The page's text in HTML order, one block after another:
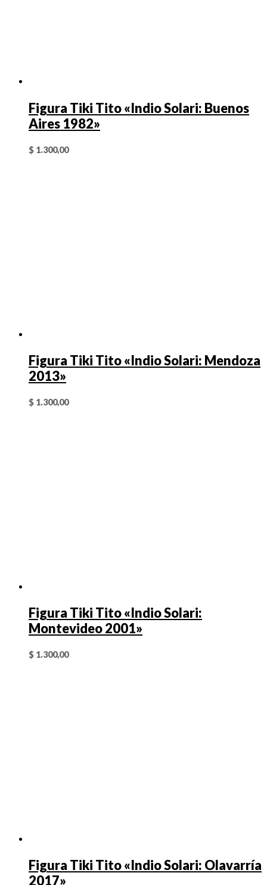
Figura Tiki Tito «Indio Solari: Buenos
Aires 1982»
$ 1.300,00
Figura Tiki Tito «Indio Solari: Mendoza
2013»
$ 1.300,00
Figura Tiki Tito «Indio Solari:
Montevideo 2001»
$ 1.300,00
Figura Tiki Tito «Indio Solari: Olavarría
2017»